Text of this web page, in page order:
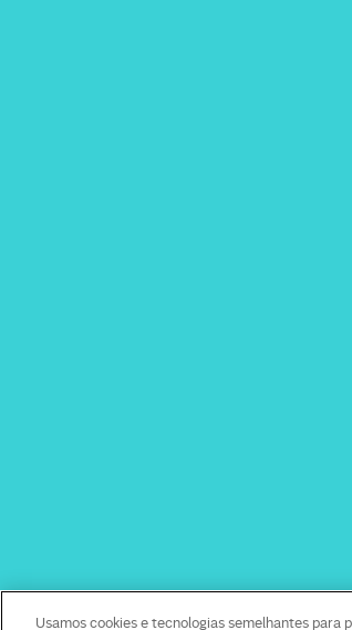
Usamos cookies e tecnologias semelhantes